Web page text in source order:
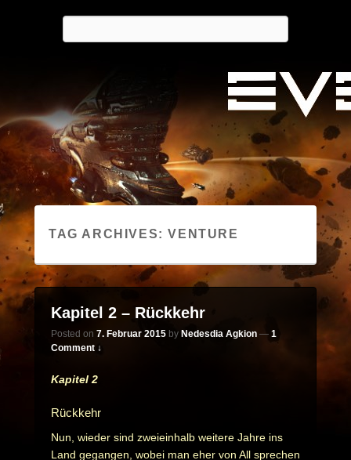
Nedesdia's Logbuch
TAG ARCHIVES:VENTURE
Kapitel 2 – Rückkehr
Posted on 7. Februar 2015 by Nedesdia Agkion — 1
Comment ↓
Kapitel 2
Rückkehr
Nun, wieder sind zweieinhalb weitere Jahre ins
Land gegangen, wobei man eher von All sprechen